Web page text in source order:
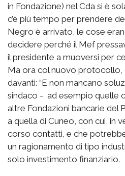
in Fondazione) nel Cda si è
c’è più tempo per prendere
Negro è arrivato, le cose
decidere perché il Mef
il presidente a muoversi per
Ma ora col nuovo protocollo,
davanti: “E non mancano
sindaco - ad esempio quelle
altre Fondazioni bancarie del
a quella di Cuneo, con cui, in
corso contatti, e che
un ragionamento di tipo
solo investimento finanziario.